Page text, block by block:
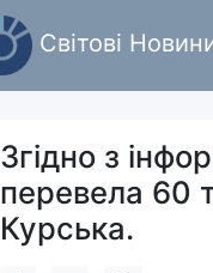
Світові
Згідно з
перевела 60
Курська.